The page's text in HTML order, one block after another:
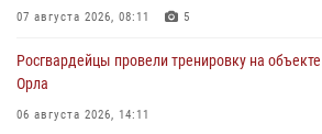
07 августа 2026, 08:11 5
Росгвардейцы провели тренировку на
Орла
06 августа 2026, 14:11